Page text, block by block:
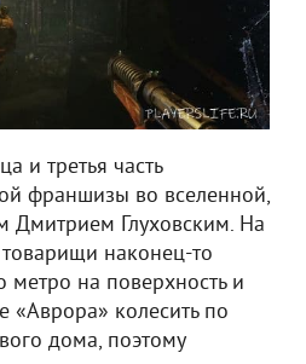
и третья часть
франшизы во вселенной,
Дмитрием Глуховским. На
наконец-то
метро на поверхность и
«Аврора» колесить по
дома, поэтому